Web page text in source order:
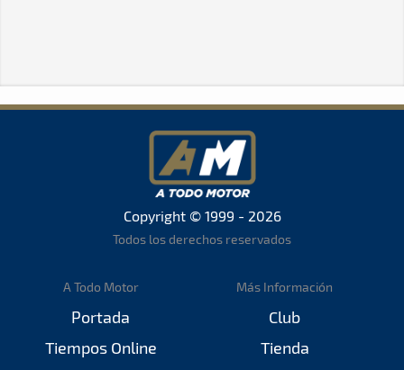
Copyright © 1999 - 2026
Todos los derechos reservados
A Todo Motor
Portada
Tiempos Online
Más Información
Club
Tienda